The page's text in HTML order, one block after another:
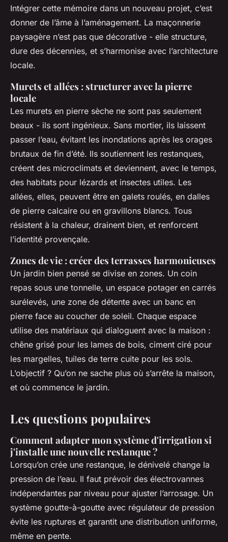
Intégrer cette mémoire dans un nouveau projet, c’est
donner de l’âme à l’aménagement. La maçonnerie
paysagère n’est pas que décorative - elle structure,
dure des décennies, et s’harmonise avec l’architecture
locale.
Murets et allées : structurer avec la pierre
locale
Les murets en pierre sèche ne sont pas seulement
beaux - ils sont ingénieux. Sans mortier, ils laissent
passer l’eau, évitant les inondations après les orages
brutaux de fin d’été. Ils soutiennent les restanques,
créent des microclimats et deviennent, avec le temps,
des habitats pour lézards et insectes utiles. Les
allées, elles, peuvent être en galets roulés, en dalles
de pierre calcaire ou en gravillons blancs. Tous
résistent à la chaleur, drainent bien, et renforcent
l’identité provençale.
Zones de vie : créer des terrasses harmonieuses
Un jardin bien pensé se divise en zones. Un coin
repas sous une tonnelle, un espace potager en carrés
surélevés, une zone de détente avec un banc en
pierre face au coucher de soleil. Chaque espace
utilise des matériaux qui dialoguent avec la maison :
chêne grisé pour les lames de bois, ciment ciré pour
les margelles, tuiles de terre cuite pour les sols.
L’objectif ? Qu’on ne sache plus où s’arrête la maison,
et où commence le jardin.
Les questions populaires
Comment adapter mon système d'irrigation si
j'installe une nouvelle restanque ?
Lorsqu’on crée une restanque, le dénivelé change la
pression de l’eau. Il faut prévoir des électrovannes
indépendantes par niveau pour ajuster l’arrosage. Un
système goutte-à-goutte avec régulateur de pression
évite les ruptures et garantit une distribution uniforme,
même en pente.